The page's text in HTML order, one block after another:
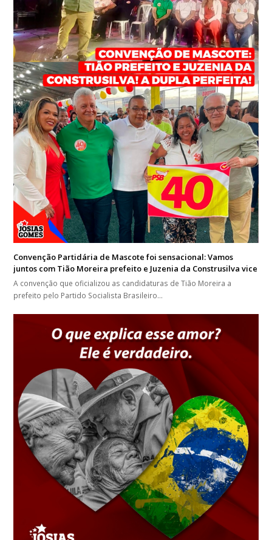
Convenção Partidária de Mascote foi sensacional: Vamos
juntos com Tião Moreira prefeito e Juzenia da Construsilva vice
A convenção que oficializou as candidaturas de Tião Moreira a
prefeito pelo Partido Socialista Brasileiro…